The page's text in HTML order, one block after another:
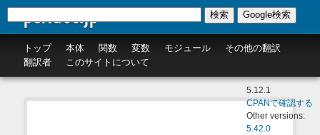
perldoc.jp
トップ 本体 関数 変数 モジュール
その他の翻訳
翻訳者
このサイトについて
検索 Google検索
5.12.1
CPANで確認する
Other versions:
5.42.0